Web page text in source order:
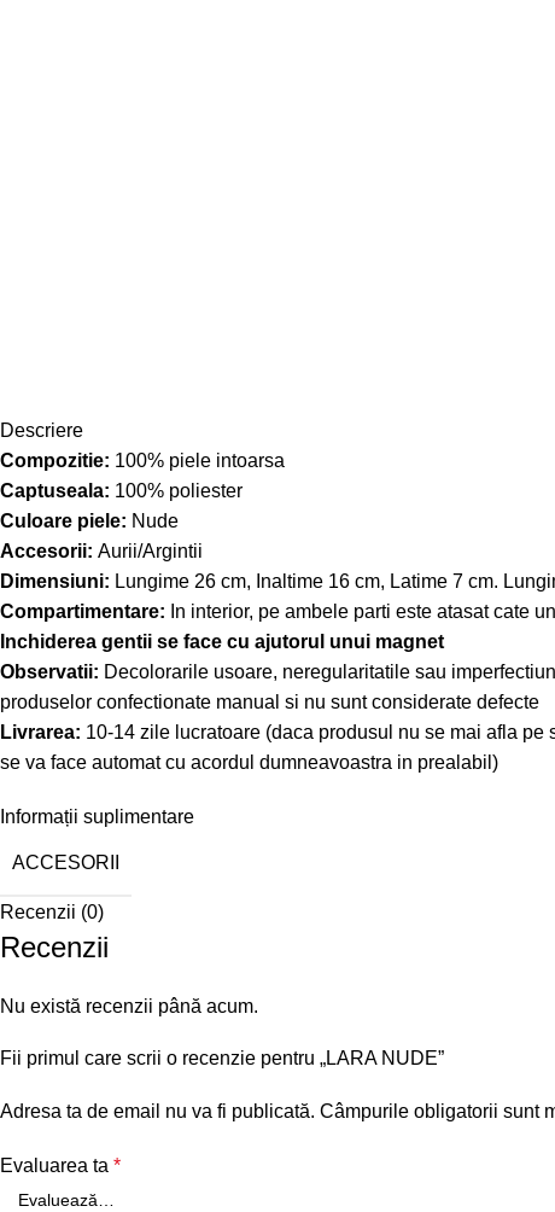
Descriere
Compozitie: 100% piele intoarsa
Captuseala: 100% poliester
Culoare piele: Nude
Accesorii: Aurii/Argintii
Dimensiuni: Lungime 26 cm, Inaltime 16 cm, Latime 7 cm.
Compartimentare: In interior, pe ambele parti este atasat cate
Inchiderea gentii se face cu ajutorul unui magnet
Observatii: Decolorarile usoare, neregularitatile sau
produselor confectionate manual si nu sunt considerate defecte
Livrarea: 10-14 zile lucratoare (daca produsul nu se mai afla
se va face automat cu acordul dumneavoastra in prealabil)
Informații suplimentare
ACCESORII
Recenzii (0)
Recenzii
Nu există recenzii până acum.
Fii primul care scrii o recenzie pentru „LARA NUDE”
Adresa ta de email nu va fi publicată. Câmpurile obligatorii sunt
Evaluarea ta *